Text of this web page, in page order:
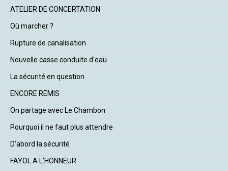
ATELIER DE CONCERTATION
Où marcher ?
Rupture de canalisation
Nouvelle casse conduite d'eau
La sécurité en question
ENCORE REMIS
On partage avec Le Chambon
Pourquoi il ne faut plus attendre
D'abord la sécurité
FAYOL A L'HONNEUR